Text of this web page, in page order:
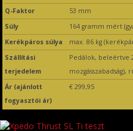
Q-Faktor
53 mm
Súly
164 gramm mért
Kerékpáros súlya
max. 86 kg
Szállítási
terjedelem
Pedálok, beleértve
mozgásszabadság),
Ár (ajánlott
fogyasztói ár)
€ 299,95